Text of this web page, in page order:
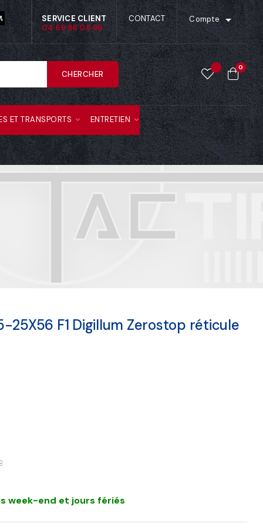
SERVICE CLIENT
04 69 96 06 99
CONTACT Compte 
CHERCHER
0
ET TRANSPORTS ENTRETIEN
25X56 F1 Digillum Zerostop réticule
week-end et jours fériés